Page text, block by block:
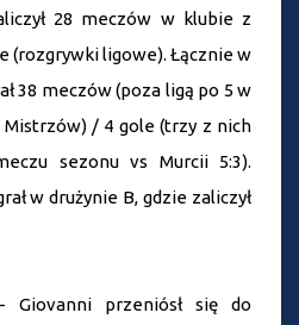
28 meczów w klubie z
(rozgrywki ligowe). Łącznie w
38 meczów (poza ligą po 5 w
/ 4 gole (trzy z nich
sezonu vs Murcii 5:3).
w drużynie B, gdzie zaliczył
przeniósł się do